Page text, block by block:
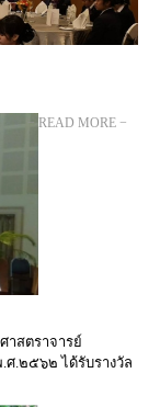
− READ MORE −
าสตราจารย์
ศ.๒๕๖๒ ได้รับรางวัล